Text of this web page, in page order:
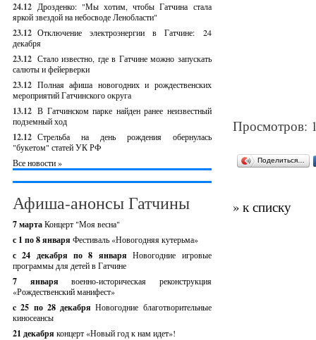
24.12 Дрозденко: "Мы хотим, чтобы Гатчина стала
яркой звездой на небосводе Ленобласти"
23.12 Отключение электроэнергии в Гатчине: 24
декабря
23.12 Стало известно, где в Гатчине можно запускать
салюты и фейерверки
23.12 Полная афиша новогодних и рождественских
мероприятий Гатчинского округа
13.12 В Гатчинском парке найден ранее неизвестный
подземный ход
12.12 Стрельба на день рождения обернулась
"букетом" статей УК РФ
Все новости »
Афиша-анонсы Гатчины
7 мартаКонцерт "Моя весна"
с 1 по 8 января Фестиваль «Новогодняя кутерьма»
с 24 декабря по 8 январяНовогодние игровые
программы для детей в Гатчине
7 январявоенно-историческая реконструкция
«Рождественский манифест»
c 25 по 28 декабряНовогодние благотворительные
киносеансы
21 декабря концерт «Новый год к нам идет»!
Просмотров:
Поделиться…
» к списку